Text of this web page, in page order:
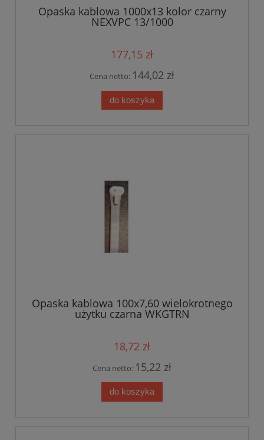
Opaska kablowa 1000x13 kolor czarny
NEXVPC 13/1000
177,15 zł
Cena netto: 144,02 zł
do koszyka
Opaska kablowa 100x7,60 wielokrotnego
użytku czarna WKGTRN
18,72 zł
Cena netto: 15,22 zł
do koszyka